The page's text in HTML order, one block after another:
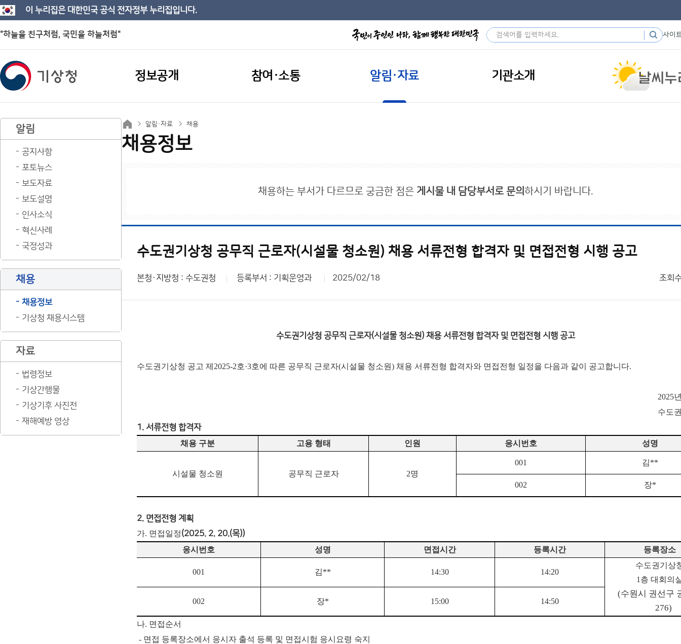
이 누리집은 대한민국 공식 전자정부 누리집입니다.
"하늘을 친구처럼, 국민을 하늘처럼" 사이
정보공개 참여·소통 알림·자료 기관소개
알림
공지사항
포토뉴스
보도자료
보도설명
인사소식
혁신사례
국정성과
채용
채용정보
기상청 채용시스템
자료
법령정보
기상간행물
기상기후 사진전
재해예방 영상
알림·자료 채용
채용정보
채용하는 부서가 다르므로 궁금한 점은 게시물 내 담당부서로 문의하시기 바랍니다.
수도권기상청 공무직 근로자(시설물 청소원) 채용 서류전형 합격자 및 면접전형 시행 공고
본청·지방청 : 수도권청 등록부서 : 기획운영과 2025/02/18 조회
수도권기상청 공무직 근로자(시설물 청소원) 채용 서류전형 합격자 및 면접전형 시행 공고
수도권기상청 공고 제2025-2호·3호에 따른 공무직 근로자(시설물 청소원) 채용 서류전형 합격자와 면접전형 일정을 다음과 같이 공고합니다.
2025
수도
1. 서류전형 합격자
채용 구분 고용 형태 인원 응시번호 성명
시설물 청소원 공무직 근로자 2명
001 김**
002 장*
2. 면접전형 계획
가. 면접일정(2025. 2. 20.(목))
응시번호 성명 면접시간 등록시간 등록장소
001 김** 14:30 14:20
수도권기상
1 층 대회의
(수원시 권선구
276)
002 장* 15:00 14:50
나. 면접순서
- 면접 등록장소에서 응시자 출석 등록 및 면접시험 응시요령 숙지